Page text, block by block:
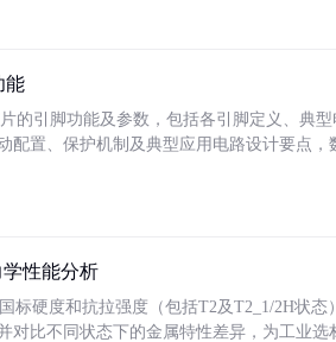
能
的引脚功能及参数，包括各引脚定义、典
配置、保护机制及典型应用电路设计要点
性能分析
标硬度和抗拉强度（包括T2及T2_1/2H状
对比不同状态下的金属特性差异，为工业选